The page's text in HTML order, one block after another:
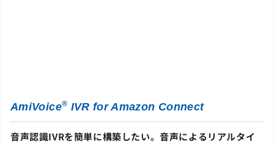
AmiVoice® IVR for Amazon Connect
音声認識IVRを簡単に構築したい。音声によるリアルタイ